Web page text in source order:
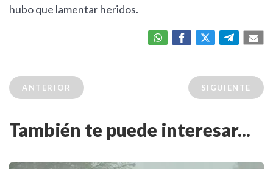
hubo que lamentar heridos.
ANTERIOR SIGUIENTE
También te puede interesar...